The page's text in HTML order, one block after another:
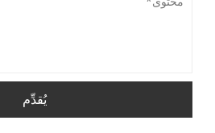
يُقدِّم